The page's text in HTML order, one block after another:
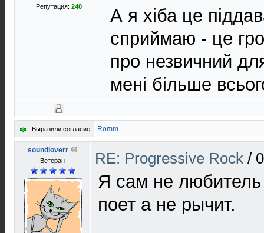
Репутация: 240
А я хіба це
сприймаю - це
про незвичний
мені більше
Выразили согласие: Romm
soundloverr
Ветеран RE: Progressive Rock /
Я сам не любитель
поет а не рычит.